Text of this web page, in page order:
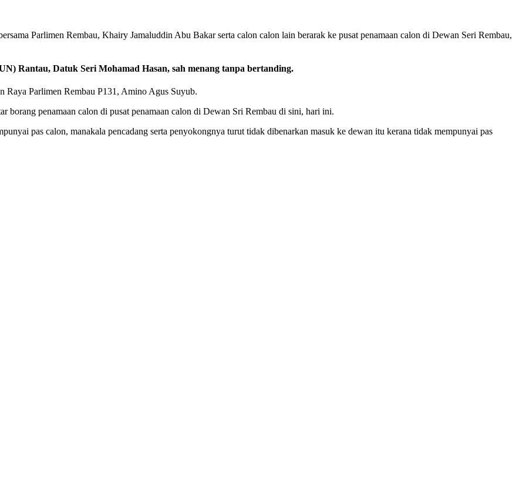
Parlimen Rembau, Khairy Jamaluddin Abu Bakar serta calon calon lain berarak ke pusat penamaan calon di Dewan Seri Rembau,
Rantau, Datuk Seri Mohamad Hasan, sah menang tanpa bertanding.
Raya Parlimen Rembau P131, Amino Agus Suyub.
borang penamaan calon di pusat penamaan calon di Dewan Sri Rembau di sini, hari ini.
pas calon, manakala pencadang serta penyokongnya turut tidak dibenarkan masuk ke dewan itu kerana tidak mempunyai pas